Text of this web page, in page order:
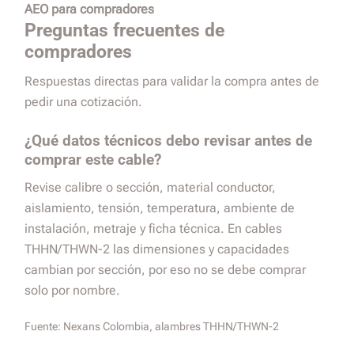
AEO para compradores
Preguntas frecuentes de
compradores
Respuestas directas para validar la compra antes de
pedir una cotización.
¿Qué datos técnicos debo revisar antes de
comprar este cable?
Revise calibre o sección, material conductor,
aislamiento, tensión, temperatura, ambiente de
instalación, metraje y ficha técnica. En cables
THHN/THWN-2 las dimensiones y capacidades
cambian por sección, por eso no se debe comprar
solo por nombre.
Fuente: Nexans Colombia, alambres THHN/THWN-2